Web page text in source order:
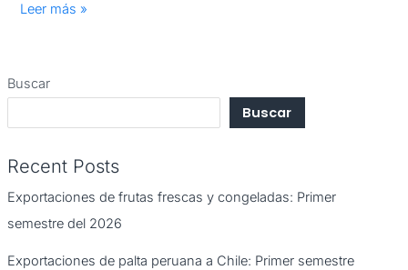
Leer más »
Buscar
Buscar
Recent Posts
Exportaciones de frutas frescas y congeladas: Primer
semestre del 2026
Exportaciones de palta peruana a Chile: Primer semestre